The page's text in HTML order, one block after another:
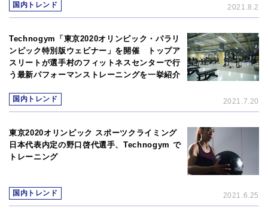
国内トレンド 2021.8.2
Technogym「東京2020オリンピック・パラリ
ンピック特別版ウェビナー」を開催 トップア
スリートが選手村のフィットネスセンターで行
う最新パフォーマンストレーニングを一挙紹介
国内トレンド 2021.7.20
東京2020オリンピック スポーツクライミング
日本代表内定の野口啓代選手、Technogym で
トレーニング
国内トレンド 2021.6.25